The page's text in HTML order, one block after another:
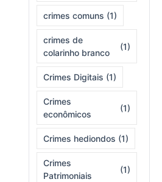
crimes comuns (1)
crimes de
colarinho branco
(1)
Crimes Digitais (1)
Crimes
econômicos
(1)
Crimes hediondos (1)
Crimes
Patrimoniais
(1)